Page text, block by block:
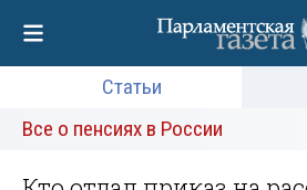
Статьи
Все о пенсиях в России